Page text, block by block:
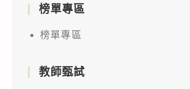
榜單專區
榜單專區
教師甄試